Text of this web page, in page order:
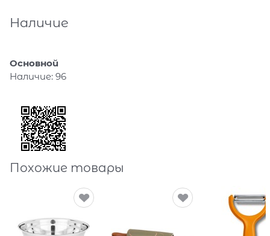
Наличие
Основной
Наличие: 96
Похожие товары